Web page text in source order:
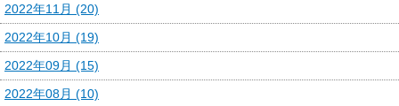
2022年11月 (20)
2022年10月 (19)
2022年09月 (15)
2022年08月 (10)